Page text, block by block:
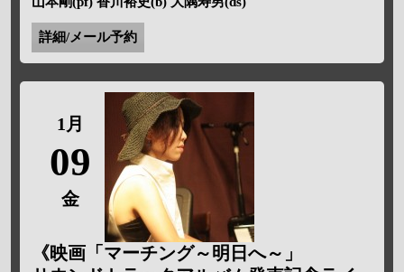
詳細/メール予約
1月
09
金
《映画「マーチング～明日へ～」